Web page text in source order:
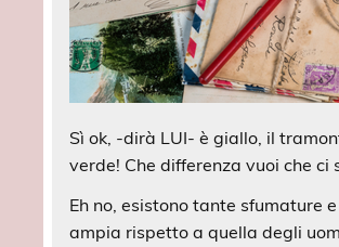
Sì ok, -dirà LUI- è giallo, il
verde! Che differenza vuoi che ci
Eh no, esistono tante sfumature
ampia rispetto a quella degli